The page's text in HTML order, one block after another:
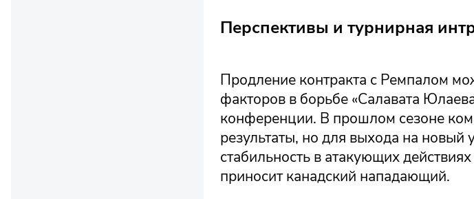
Перспективы и турнирная
Продление контракта с Ремпалом
факторов в борьбе «Салавата
конференции. В прошлом сезоне
результаты, но для выхода на новый
стабильность в атакующих
приносит канадский нападающий.